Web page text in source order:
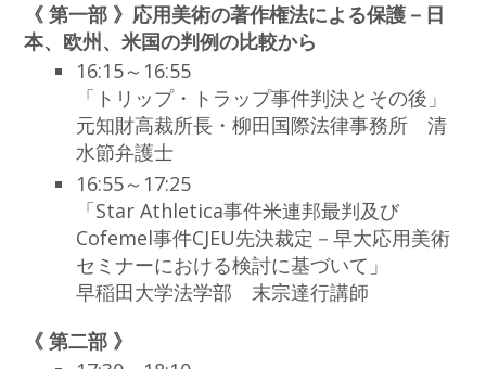
《 第一部 》応用美術の著作権法による保護－日
本、欧州、米国の判例の比較から
16:15～16:55
「トリップ・トラップ事件判決とその後」
元知財高裁所長・柳田国際法律事務所 清
水節弁護士
16:55～17:25
「Star Athletica事件米連邦最判及び
Cofemel事件CJEU先決裁定－早大応用美術
セミナーにおける検討に基づいて」
早稲田大学法学部 末宗達行講師
《 第二部 》